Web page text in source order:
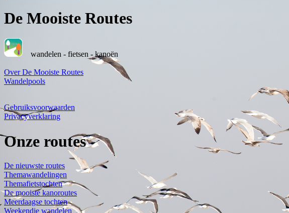
De Mooiste Routes
wandelen - fietsen - kanoën
Over De Mooiste Routes
Wandelpools
Gebruiksvoorwaarden
Privacyverklaring
Onze routes
De nieuwste routes
Themawandelingen
Themafietstochten
De mooiste kanoroutes
Meerdaagse tochten
Weekendje wandelen